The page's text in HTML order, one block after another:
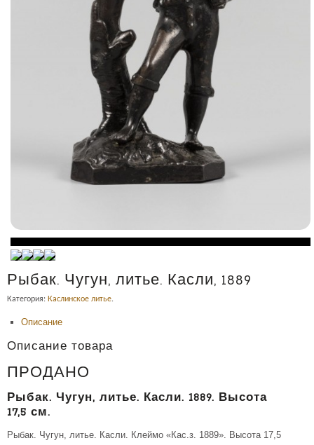
Рыбак. Чугун, литье. Касли, 1889
Категория: Каслинское литье.
Описание
Описание товара
ПРОДАНО
Рыбак. Чугун, литье. Касли. 1889. Высота
17,5 см.
Рыбак. Чугун, литье. Касли. Клеймо «Кас.з. 1889». Высота 17,5